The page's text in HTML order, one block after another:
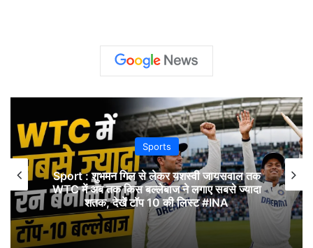
Delhi
दिल्ली सरकार का बड़ा कदम:बवाना लाल फ्लैट्स के
निवासियों को जल्द मिलेंगी बेहतर सुविधाएं- INA
NEWS